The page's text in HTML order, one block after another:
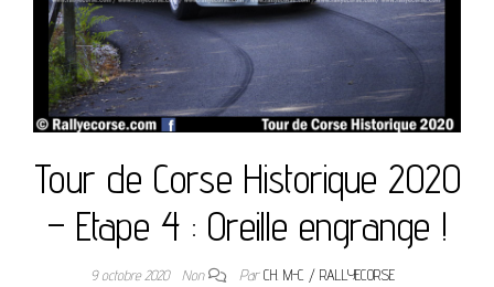
Tour de Corse Historique 2020
– Etape 4 : Oreille engrange !
9 octobre 2020 Non ParCH. M-C / RALLYECORSE